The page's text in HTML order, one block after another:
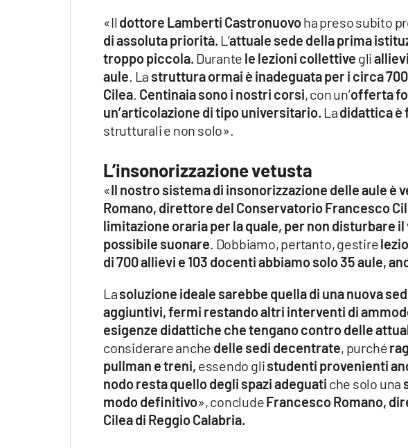
«Il dottore Lamberti Castronuovoha preso subito
di assoluta priorità. L’attuale sede della prima
troppo piccola. Durante le lezioni collettive gli
aule. La struttura ormai è inadeguata per i circa
Cilea. Centinaia sono i nostri corsi, con un’offerta
un’articolazione di tipo universitario. Ladidattica è
strutturali e non solo».
L’insonorizzazione vetusta
«Il nostro sistema di insonorizzazione delle aule è
Romano, direttore del Conservatorio Francesco
limitazione oraria per la quale, per non disturbare il
possibile suonare. Dobbiamo, pertanto, gestire
di 700 allievi e 103 docenti abbiamo solo 35 aule,
Lasoluzione ideale sarebbe quella di una nuova
aggiuntivi, fermi restando altri interventi di
esigenze didattiche che tengano contro delle
considerare anche delle sedi decentrate, purché
pullman e treni, essendo glistudenti provenienti
nodo resta quello degli spazi adeguati che solo una
modo definitivo», concludeFrancesco Romano,
Cilea di Reggio Calabria.